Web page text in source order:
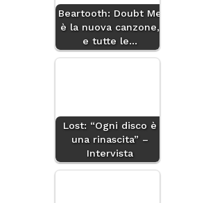
Beartooth: Doubt Me
è la nuova canzone,
e tutte le…
Lost: “Ogni disco è
una rinascita” –
Intervista